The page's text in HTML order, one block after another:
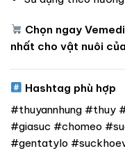
Chọn ngay
nhất cho vật nuôi
Hashtag phù hợp
#thuyannhung #thuy
#giasuc #chomeo
#gentatylo